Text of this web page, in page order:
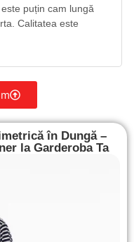
puțin cam lungă
Calitatea este
în Dungă –
la Garderoba Ta